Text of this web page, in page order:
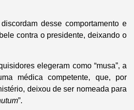
desse comportamento e
contra o presidente, deixando o
elegeram como “musa”, a
médica competente, que, por
deixou de ser nomeada para
”.